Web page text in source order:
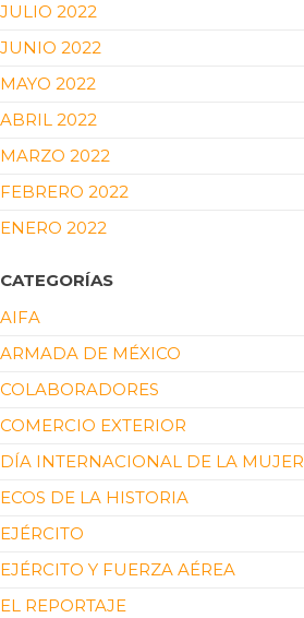
JULIO 2022
JUNIO 2022
MAYO 2022
ABRIL 2022
MARZO 2022
FEBRERO 2022
ENERO 2022
CATEGORÍAS
AIFA
ARMADA DE MÉXICO
COLABORADORES
COMERCIO EXTERIOR
DÍA INTERNACIONAL DE LA MUJER
ECOS DE LA HISTORIA
EJÉRCITO
EJÉRCITO Y FUERZA AÉREA
EL REPORTAJE